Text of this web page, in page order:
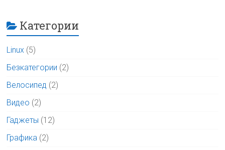
Категории
Linux (5)
Безкатегории (2)
Велосипед (2)
Видео (2)
Гаджеты (12)
Графика (2)